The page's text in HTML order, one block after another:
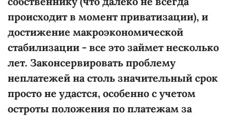
происходит в момент приватизации), и
достижение макроэкономической
стабилизации - все это займет несколько
лет. Законсервировать проблему
неплатежей на столь значительный срок
просто не удастся, особенно с учетом
остроты положения по платежам за